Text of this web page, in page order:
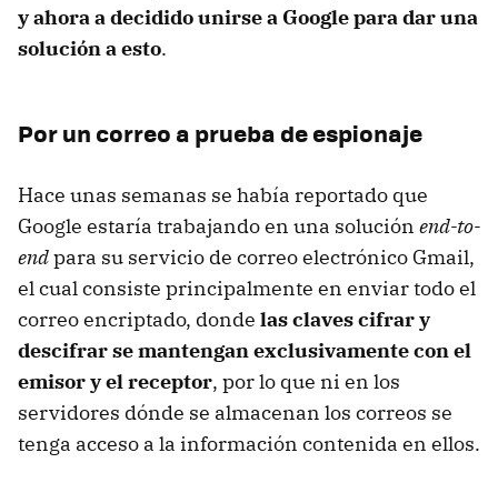
y ahora a decidido unirse a Google para dar una
solución a esto.
Por un correo a prueba de espionaje
Hace unas semanas se había reportado que
Google estaría trabajando en una solución end-to-
endpara su servicio de correo electrónico Gmail,
el cual consiste principalmente en enviar todo el
correo encriptado, donde las claves cifrar y
descifrar se mantengan exclusivamente con el
emisor y el receptor, por lo que ni en los
servidores dónde se almacenan los correos se
tenga acceso a la información contenida en ellos.